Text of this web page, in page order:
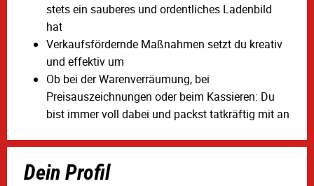
stets ein sauberes und ordentliches Ladenbild
hat
Verkaufsfördernde Maßnahmen setzt du kreativ
und effektiv um
Ob bei der Warenverräumung, bei
Preisauszeichnungen oder beim Kassieren: Du
bist immer voll dabei und packst tatkräftig mit an
Dein Profil